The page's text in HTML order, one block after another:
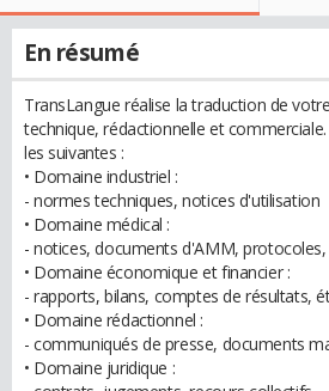
En résumé
TransLangue réalise la traduction de
technique, rédactionnelle et
les suivantes :
• Domaine industriel :
- normes techniques, notices d'utilisation
• Domaine médical :
- notices, documents d'AMM, protocoles,
• Domaine économique et financier :
- rapports, bilans, comptes de résultats,
• Domaine rédactionnel :
- communiqués de presse, documents
• Domaine juridique :